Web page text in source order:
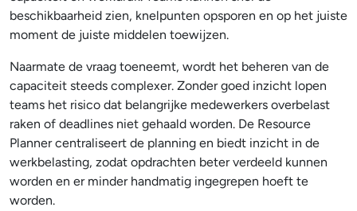
beschikbaarheid zien, knelpunten opsporen en op het juiste
moment de juiste middelen toewijzen.
Naarmate de vraag toeneemt, wordt het beheren van de
capaciteit steeds complexer. Zonder goed inzicht lopen
teams het risico dat belangrijke medewerkers overbelast
raken of deadlines niet gehaald worden. De Resource
Planner centraliseert de planning en biedt inzicht in de
werkbelasting, zodat opdrachten beter verdeeld kunnen
worden en er minder handmatig ingegrepen hoeft te
worden.